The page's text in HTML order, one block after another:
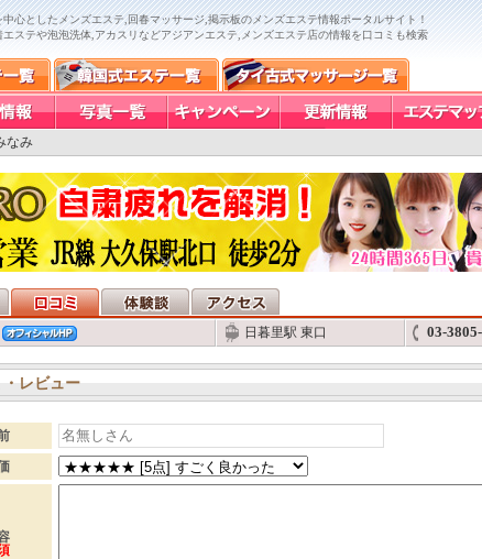
心としたメンズエステ,回春マッサージ,掲示板のメンズエステ情報ポータルサイト！
エステや泡泡洗体,アカスリなどアジアンエステ,メンズエステ店の情報を口コミも検索
なみ
日暮里駅 東口 03-
・レビュー